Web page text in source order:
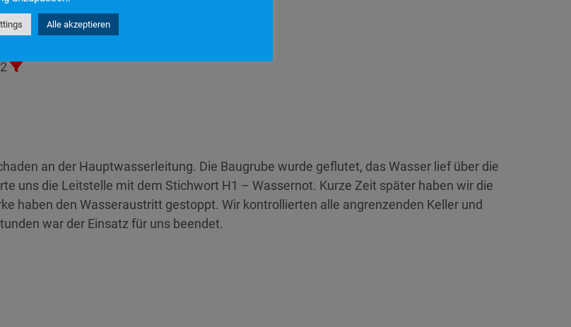
an der Hauptwasserleitung. Die Baugrube wurde geflutet, das Wasser lief über die
uns die Leitstelle mit dem Stichwort H1 – Wassernot. Kurze Zeit später haben wir die
haben den Wasseraustritt gestoppt. Wir kontrollierten alle angrenzenden Keller und
war der Einsatz für uns beendet.
Alle akzeptieren